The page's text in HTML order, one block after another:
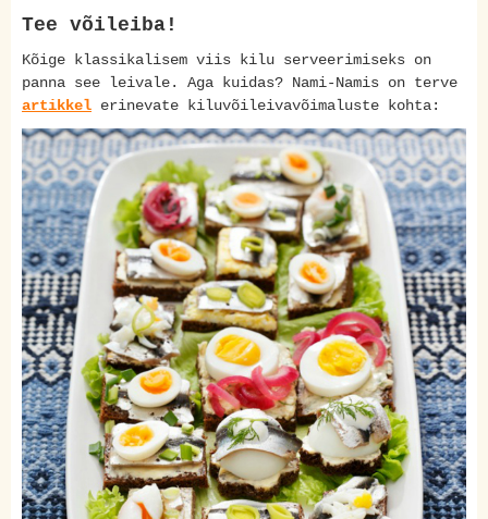
Tee võileiba!
Kõige klassikalisem viis kilu serveerimiseks on
panna see leivale. Aga kuidas? Nami-Namis on terve
artikkel erinevate kiluvõileivavõimaluste kohta: